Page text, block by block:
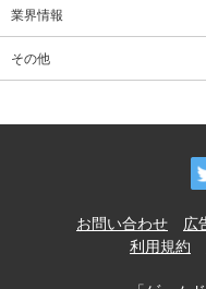
業界情報
その他
お問い合わせ 広
利用規約